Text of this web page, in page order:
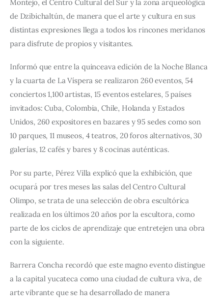
Montejo, el Centro Cultural del Sur y la zona arqueológica
de Dzibichaltún, de manera que el arte y cultura en sus
distintas expresiones llega a todos los rincones meridanos
para disfrute de propios y visitantes.
Informó que entre la quinceava edición de la Noche Blanca
y la cuarta de La Víspera se realizaron 260 eventos, 54
conciertos 1,100 artistas, 15 eventos estelares, 5 países
invitados: Cuba, Colombia, Chile, Holanda y Estados
Unidos, 260 expositores en bazares y 95 sedes como son
10 parques, 11 museos, 4 teatros, 20 foros alternativos, 30
galerías, 12 cafés y bares y 8 cocinas auténticas.
Por su parte, Pérez Villa explicó que la exhibición, que
ocupará por tres meses las salas del Centro Cultural
Olimpo, se trata de una selección de obra escultórica
realizada en los últimos 20 años por la escultora, como
parte de los ciclos de aprendizaje que entretejen una obra
con la siguiente.
Barrera Concha recordó que este magno evento distingue
a la capital yucateca como una ciudad de cultura viva, de
arte vibrante que se ha desarrollado de manera